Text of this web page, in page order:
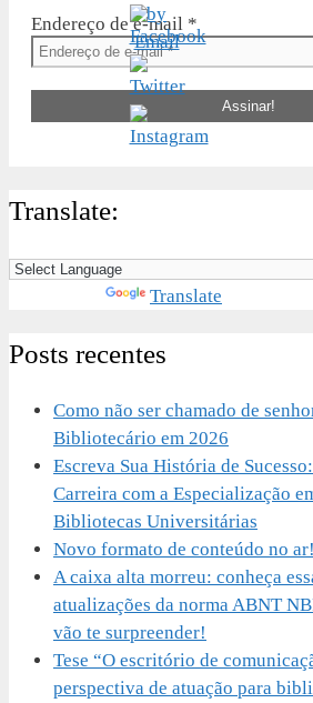
Endereço de e-mail *
Translate:
Translate
Posts recentes
Como não ser chamado de
Bibliotecário em 2026
Escreva Sua História de
Carreira com a Especialização
Bibliotecas Universitárias
Novo formato de conteúdo no ar!
A caixa alta morreu: conheça
atualizações da norma ABNT
vão te surpreender!
Tese “O escritório de
perspectiva de atuação para